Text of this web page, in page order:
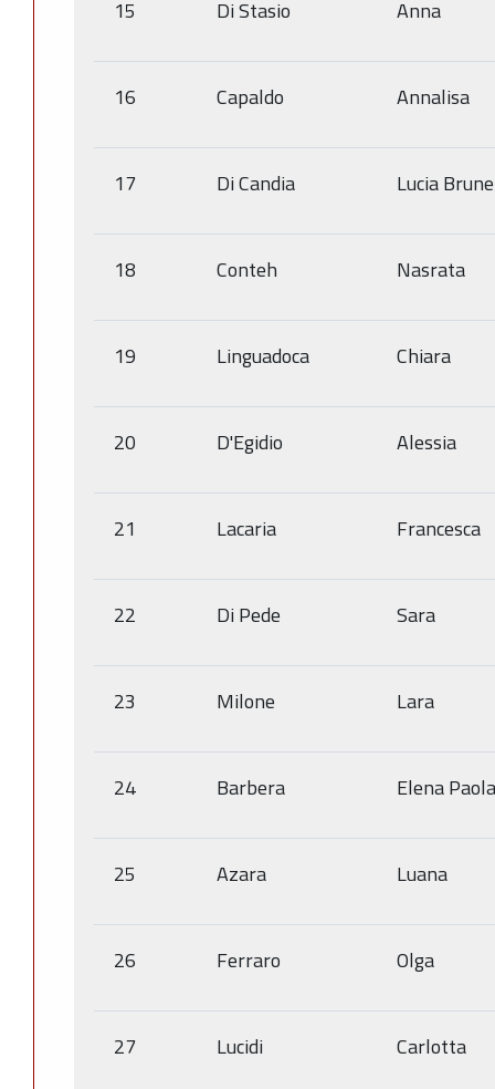
15 Di Stasio Anna
16 Capaldo Annalisa
17 Di Candia Lucia
18 Conteh Nasrata
19 Linguadoca Chiara
20 D'Egidio Alessia
21 Lacaria Francesca
22 Di Pede Sara
23 Milone Lara
24 Barbera Elena Paola
25 Azara Luana
26 Ferraro Olga
27 Lucidi Carlotta